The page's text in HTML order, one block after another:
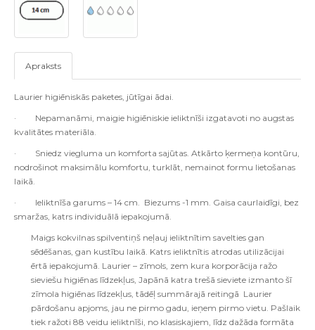
Apraksts
Laurier higiēniskās paketes, jūtīgai ādai.
·
Nepamanāmi, maigie higiēniskie ieliktnīši izgatavoti no augstas
kvalitātes materiāla.
·
Sniedz viegluma un komforta sajūtas. Atkārto ķermeņa kontūru,
nodrošinot maksimālu komfortu, turklāt, nemainot formu lietošanas
laikā.
·
Ieliktnīša garums – 14 cm. Biezums -1 mm. Gaisa caurlaidīgi, bez
smaržas, katrs individuālā iepakojumā.
Maigs kokvilnas spilventiņš neļauj ieliktnītim savelties gan
sēdēšanas, gan kustību laikā. Katrs ieliktnītis atrodas utilizācijai
ērtā iepakojumā. Laurier – zīmols, zem kura korporācija ražo
sieviešu higiēnas līdzekļus, Japānā katra trešā sieviete izmanto šī
zīmola higiēnas līdzekļus, tādēļ summārajā reitingā Laurier
pārdošanu apjoms, jau ne pirmo gadu, ieņem pirmo vietu. Pašlaik
tiek ražoti 88 veidu ieliktnīši, no klasiskajiem, līdz dažāda formāta